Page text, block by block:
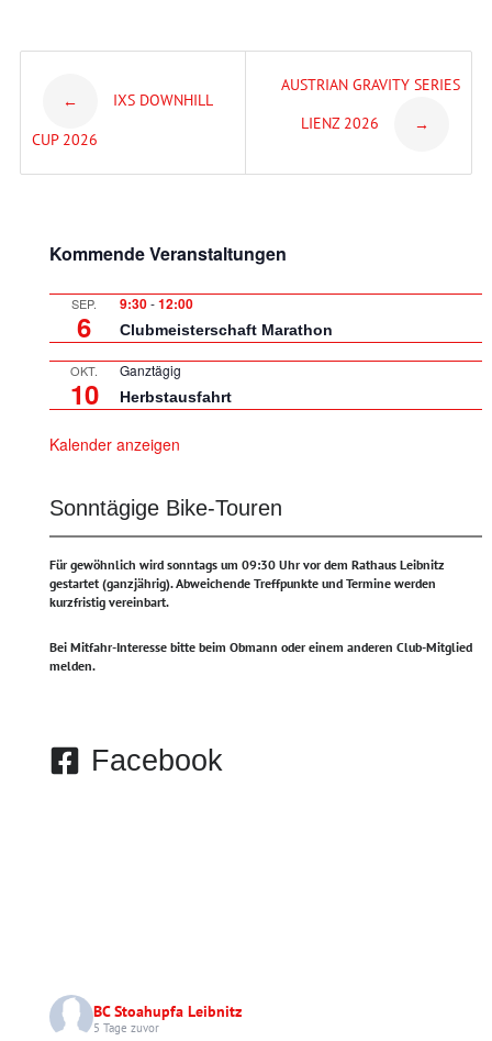
navigation
← IXS DOWNHILL
CUP 2026
AUSTRIAN GRAVITY SERIES
LIENZ 2026
→
Kommende Veranstaltungen
SEP.
6
9:30-12:00
Clubmeisterschaft Marathon
OKT.
10
Ganztägig
Herbstausfahrt
Kalender anzeigen
Sonntägige Bike-Touren
Für gewöhnlich wird sonntags um 09:30 Uhr vor dem Rathaus Leibnitz
gestartet (ganzjährig).Abweichende Treffpunkte und Termine werden
kurzfristig vereinbart.
Bei Mitfahr-Interesse bitte beim Obmann oder einem anderen Club-Mitglied
melden.
Facebook
BC Stoahupfa Leibnitz
5 Tage zuvor